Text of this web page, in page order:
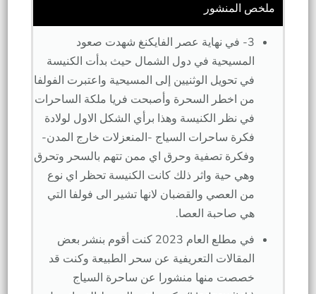
ملخص المنشور
3- في نهاية عصر الفايكنغ شهدت صعود
المسيحية في دول الشمال حيث بدأت الكنيسة
في تحويل الوثنيين إلى المسيحية واعتبرت الفولفا
من اخطر السحرة وأصبحت فريا ملكة الساحرات
في نظر الكنيسة وهذا برأي الشكل الاول لولادة
فكرة ساحرات السياج -المنعزلات خارج المدن-
وفكرة تصفية وحرق اي ممن تتهم بالسحر وتحرق
وهي حية واثر ذلك كانت الكنيسة تحظر اي نوع
من العصي والقضبان لانها تشير الى فولفا التي
هي صاحبة العصا.
في مطلع العام 2023 كنت أقوم بنشر بعض
المقالات التعريفية عن سحر الطبيعة وكنت قد
خصصت منها منشورا عن ساحرة السياج